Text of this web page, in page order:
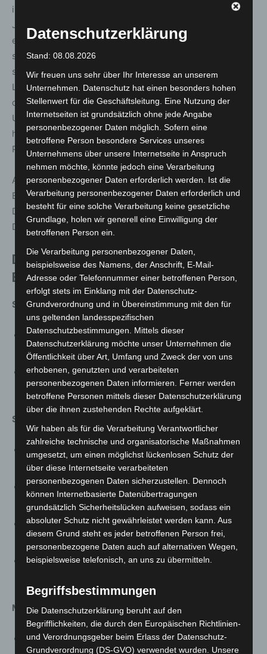
ist ein wirklich unbeschreibliches Gefühl nach zehn
Jahren und sehr vielen ehrenamtlichen Arbeitsstunden
endlich auf der enercity Leinewelle zu surfen. Wir sind
stolz, dass wir unserer Heimatstadt ein Highlight
schenken konnten, welches das Stadtbild, das
Lebensgefühl der Stadt positiv verändert. Mit enercity,
der Sparkasse Hannover, Gundlach und dem
Universitätssportclub – um nur die größten zu nennen –
haben wir schon früh perfekte, lokal verwurzelte
Partner*innen gefunden.“
Am Eröffnungswochenende werden bis zu 10.000
Besucher*innen sowie die besten Surfer*innen
Deutschlands zur 4. Deutsche Meisterschaft in der
Disziplin „Rapid Surfing“ erwartet.
Das Programm für das
Eröffnungswochenende
Samstag, 29.04.2023
10:00 Uhr Startschuss für die 4. Deutsche Rapid Surf
Meisterschaft
10:00-18:00 Uhr moderiertes Bühnenprogramm und
diverse Programmpunkte
Sonntag, 30.04.2023
10:00 Uhr Fortführung der 4. Deutsche Rapid Surf
Meisterschaft
14:00 Uhr Siegerehrung RapidSurf DM auf der Bühne
und Pressekonferenz
15:00-18:00 Uhr „Dreamwave Best Trick“ Contest auf
der enercity Leinewelle
10:00-18:00 Uhr moderiertes Bühnenprogramm und
Montag, 01.05.2023
10:00-18:00 Uhr „First come, first Surf“
Datenschutzerklärung
Stand: 08.08.2026
Wir freuen uns sehr über Ihr Interesse an unserem
Unternehmen. Datenschutz hat einen besonders hohen
Stellenwert für die Geschäftsleitung. Eine Nutzung der
Internetseiten ist grundsätzlich ohne jede Angabe
personenbezogener Daten möglich. Sofern eine
betroffene Person besondere Services unseres
Unternehmens über unsere Internetseite in Anspruch
nehmen möchte, könnte jedoch eine Verarbeitung
personenbezogener Daten erforderlich werden. Ist die
Verarbeitung personenbezogener Daten erforderlich und
besteht für eine solche Verarbeitung keine gesetzliche
Grundlage, holen wir generell eine Einwilligung der
betroffenen Person ein.
Die Verarbeitung personenbezogener Daten,
beispielsweise des Namens, der Anschrift, E-Mail-
Adresse oder Telefonnummer einer betroffenen Person,
erfolgt stets im Einklang mit der Datenschutz-
Grundverordnung und in Übereinstimmung mit den für
uns geltenden landesspezifischen
Datenschutzbestimmungen. Mittels dieser
Datenschutzerklärung möchte unser Unternehmen die
Öffentlichkeit über Art, Umfang und Zweck der von uns
erhobenen, genutzten und verarbeiteten
personenbezogenen Daten informieren. Ferner werden
betroffene Personen mittels dieser Datenschutzerklärung
über die ihnen zustehenden Rechte aufgeklärt.
Wir haben als für die Verarbeitung Verantwortlicher
zahlreiche technische und organisatorische Maßnahmen
umgesetzt, um einen möglichst lückenlosen Schutz der
über diese Internetseite verarbeiteten
personenbezogenen Daten sicherzustellen. Dennoch
können Internetbasierte Datenübertragungen
grundsätzlich Sicherheitslücken aufweisen, sodass ein
absoluter Schutz nicht gewährleistet werden kann. Aus
diesem Grund steht es jeder betroffenen Person frei,
personenbezogene Daten auch auf alternativen Wegen,
beispielsweise telefonisch, an uns zu übermitteln.
Begriffsbestimmungen
Die Datenschutzerklärung beruht auf den
Begrifflichkeiten, die durch den Europäischen Richtlinien-
und Verordnungsgeber beim Erlass der Datenschutz-
Grundverordnung (DS-GVO) verwendet wurden. Unsere